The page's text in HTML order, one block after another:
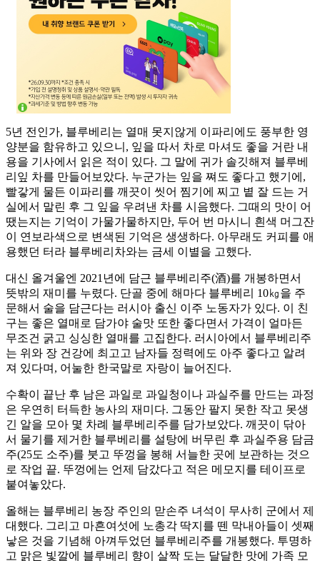
5년 전인가, 블루베리는 열매 못지않게 이파리에도 풍부한 영
양분을 함유하고 있으니, 잎을 따서 차로 마셔도 좋을 거란 내
용을 기사에서 읽은 적이 있다. 그 말에 귀가 솔깃해져 블루베
리잎 차를 만들어보았다. 누군가는 잎을 쪄도 좋다고 했기에,
빨갛게 물든 이파리를 깨끗이 씻어 찜기에 찌고 볕 잘 드는 거
실에서 말린 후 그 잎을 우려낸 차를 시음했다. 그때의 맛이 어
땠는지는 기억이 가물가물하지만, 두어 번 마시니 흰색 머그잔
이 연보라색으로 변색된 기억은 생생하다. 아무래도 커피를 애
용했던 터라 블루베리차와는 금세 이별을 고했다.
대신 올겨울엔 2021년에 담근 블루베리주(酒)를 개봉하면서
뜻밖의 재미를 누렸다. 단골 중에 해마다 블루베리 10㎏을 주
문해서 술을 담근다는 러시아 출신 이주 노동자가 있다. 이 친
구는 좋은 열매로 담가야 술맛 또한 좋다면서 가격이 얼마든
무조건 굵고 싱싱한 열매를 고집한다. 러시아에서 블루베리주
는 위와 장 건강에 최고고 남자들 정력에도 아주 좋다고 알려
져 있다며, 어눌한 한국말로 자랑이 늘어진다.
수확이 끝난 후 남은 과일로 과일청이나 과실주를 만드는 과정
은 우연히 터득한 농사의 재미다. 그동안 팔지 못한 작고 못생
긴 알을 모아 몇 차례 블루베리주를 담가보았다. 깨끗이 닦아
서 물기를 제거한 블루베리를 설탕에 버무린 후 과실주용 담금
주(25도 소주)를 붓고 뚜껑을 봉해 서늘한 곳에 보관하는 것으
로 작업 끝. 뚜껑에는 언제 담갔다고 적은 메모지를 테이프로
붙여놓았다.
올해는 블루베리 농장 주인의 맏손주 녀석이 무사히 군에서 제
대했다. 그리고 마흔여섯에 노총각 딱지를 뗀 막내아들이 셋째
낳은 것을 기념해 아껴두었던 블루베리주를 개봉했다. 투명하
고 맑은 빛깔에 블루베리 향이 살짝 도는 달달한 맛에 가족 모